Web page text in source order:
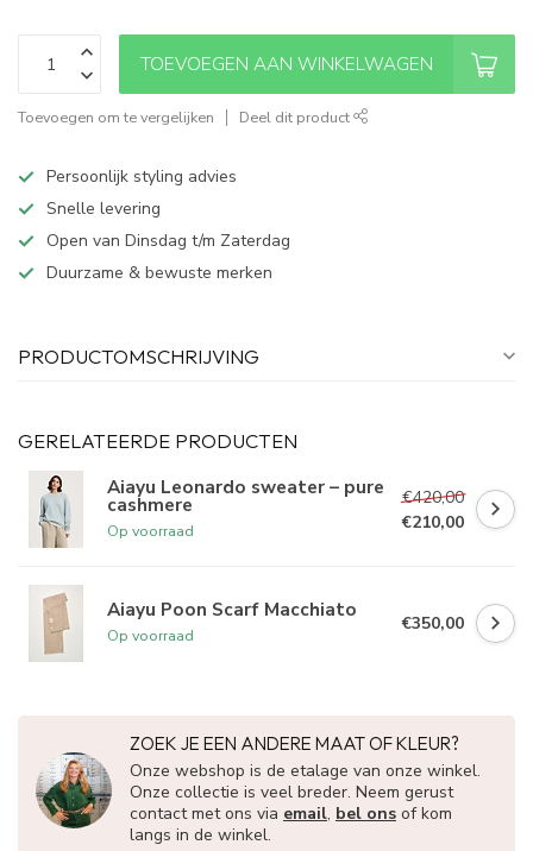
TOEVOEGEN AAN WINKELWAGEN
Toevoegen om te vergelijken Deel dit product
Persoonlijk styling advies
Snelle levering
Open van Dinsdag t/m Zaterdag
Duurzame & bewuste merken
PRODUCTOMSCHRIJVING
GERELATEERDE PRODUCTEN
Aiayu Leonardo sweater – pure
cashmere
Op voorraad
€420,00
€210,00
Aiayu Poon Scarf Macchiato
Op voorraad
€350,00
ZOEK JE EEN ANDERE MAAT OF KLEUR?
Onze webshop is de etalage van onze winkel.
Onze collectie is veel breder. Neem gerust
contact met ons via email, bel ons of kom
langs in de winkel.